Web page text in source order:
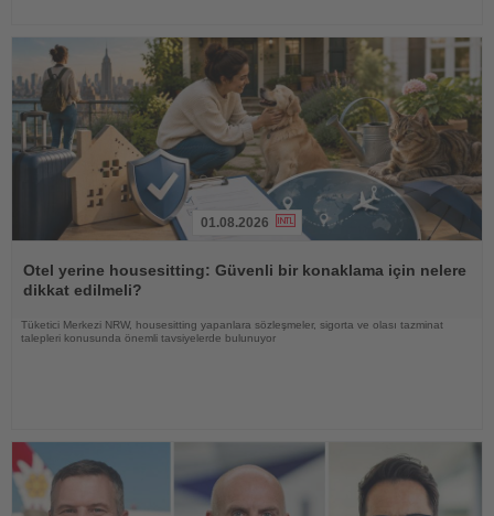
Oku
01.08.2026
Otel yerine housesitting: Güvenli bir konaklama için nelere
dikkat edilmeli?
Tüketici Merkezi NRW, housesitting yapanlara sözleşmeler, sigorta ve olası tazminat
talepleri konusunda önemli tavsiyelerde bulunuyor